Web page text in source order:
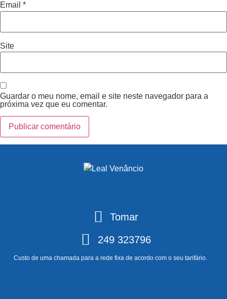
Email *
Site
Guardar o meu nome, email e site neste navegador para a
próxima vez que eu comentar.
Tomar
249 323796
Custo de uma chamada para a rede fixa de acordo com o seu tarifário.